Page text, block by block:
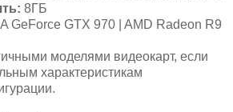
8ГБ
GeForce GTX 970 | AMD Radeon R9
моделями видеокарт, если
характеристикам